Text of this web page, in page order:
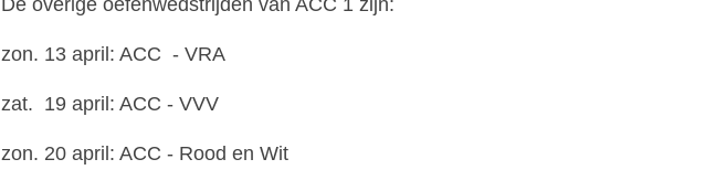
De overige oefenwedstrijden van ACC 1 zijn:
zon. 13 april: ACC  - VRA
zat.  19 april: ACC - VVV
zon. 20 april: ACC - Rood en Wit